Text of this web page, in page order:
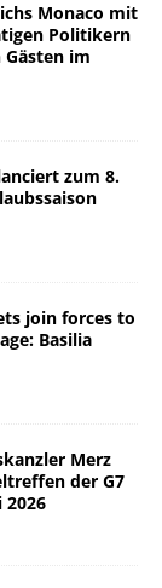
Monaco mit
Politikern
im
zum 8.
join forces to
Basilia
Merz
der G7
2026